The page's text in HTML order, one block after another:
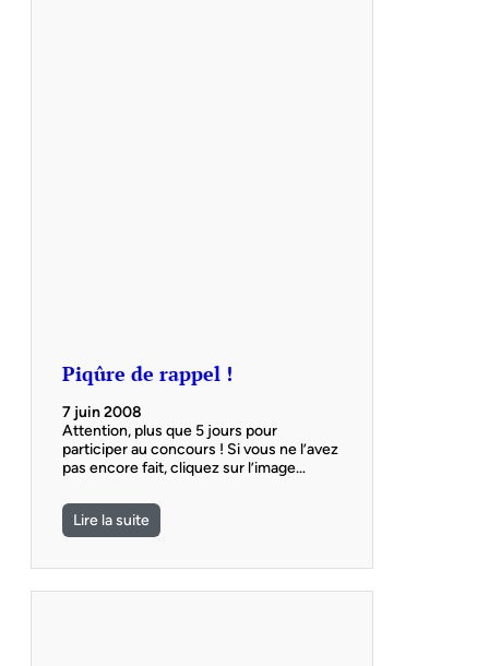
Piqûre de rappel !
7 juin 2008
Attention, plus que 5 jours pour
participer au concours ! Si vous ne l’avez
pas encore fait, cliquez sur l’image…
Lire la suite